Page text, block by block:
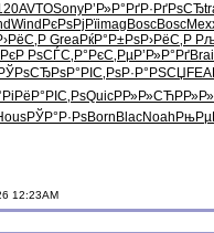
AVTOSonyР’Р»Р°РґР·РґРѕСЂ
Wind РєРѕРјРїimag BoscBosc
GreaРќР°Р±РѕР›РёС‚Р
Р РѕСЃС‚ Р°РєС‚РµР’Р»Р°РґBrai
РЎРѕСЂРѕР°РІС‚РѕР·Р°РЅСЏ
Р°РІС‚РѕQuicРР»Р»СЋ
РЎР°Р·РѕBorn BlacNoah
12:23AM